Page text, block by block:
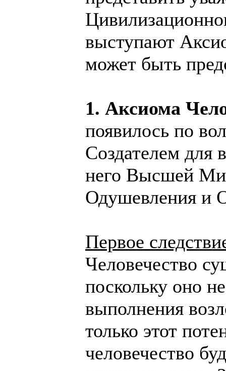
выступают
может быть
1. Аксиома
появилось по
Создателем для
него Высшей
Одушевления и
Первое
Человечество
поскольку оно
выполнения
только этот
человечество